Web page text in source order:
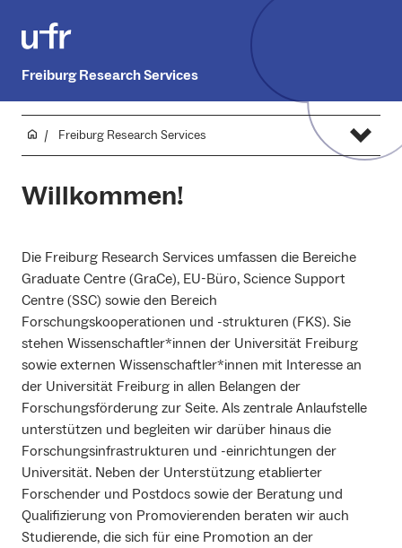
Freiburg Research Services
Freiburg Research Services
Willkommen!
Die Freiburg Research Services umfassen die Bereiche
Graduate Centre (GraCe), EU-Büro, Science Support
Centre (SSC) sowie den Bereich
Forschungskooperationen und -strukturen (FKS). Sie
stehen Wissenschaftler*innen der Universität Freiburg
sowie externen Wissenschaftler*innen mit Interesse an
der Universität Freiburg in allen Belangen der
Forschungsförderung zur Seite. Als zentrale Anlaufstelle
unterstützen und begleiten wir darüber hinaus die
Forschungsinfrastrukturen und -einrichtungen der
Universität. Neben der Unterstützung etablierter
Forschender und Postdocs sowie der Beratung und
Qualifizierung von Promovierenden beraten wir auch
Studierende, die sich für eine Promotion an der